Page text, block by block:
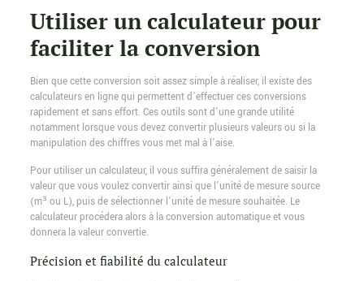
Utiliser un calculateur pour
faciliter la conversion
Bien que cette conversion soit assez simple à réaliser, il existe des
calculateurs en ligne qui permettent d’effectuer ces conversions
rapidement et sans effort. Ces outils sont d’une grande utilité
notamment lorsque vous devez convertir plusieurs valeurs ou si la
manipulation des chiffres vous met mal à l’aise.
Pour utiliser un calculateur, il vous suffira généralement de saisir la
valeur que vous voulez convertir ainsi que l’unité de mesure source
(m³ ou L), puis de sélectionner l’unité de mesure souhaitée. Le
calculateur procédera alors à la conversion automatique et vous
donnera la valeur convertie.
Précision et fiabilité du calculateur